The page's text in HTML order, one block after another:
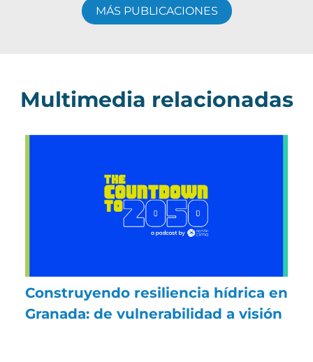
MÁS PUBLICACIONES
Multimedia relacionadas
Construyendo resiliencia hídrica en
Granada: de vulnerabilidad a visión